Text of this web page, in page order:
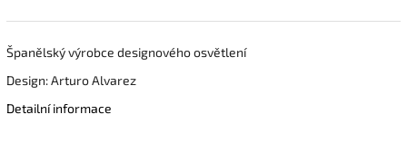
Španělský výrobce designového osvětlení
Design: Arturo Alvarez
Detailní informace